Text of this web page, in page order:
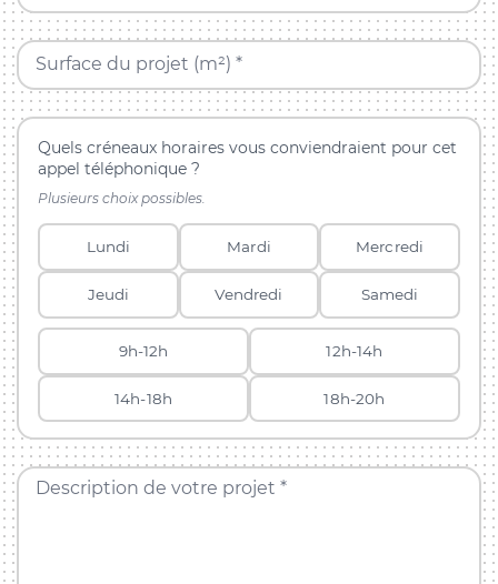
Surface du projet (m²) *
Quels créneaux horaires vous conviendraient pour cet
appel téléphonique ?
Plusieurs choix possibles.
Lundi Mardi Mercredi
Jeudi Vendredi Samedi
9h-12h 12h-14h
14h-18h 18h-20h
Description de votre projet *